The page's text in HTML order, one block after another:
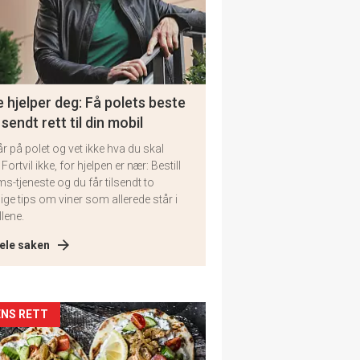
hjelper deg: Få polets beste
sendt rett til din mobil
på polet og vet ikke hva du skal
Fortvil ikke, for hjelpen er nær: Bestill
tjeneste og du får tilsendt to
tips om viner som allerede står i
saken
RETT